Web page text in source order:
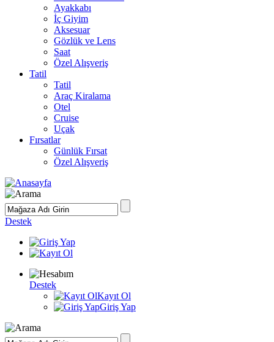
Ayakkabı
İç Giyim
Aksesuar
Gözlük ve Lens
Saat
Özel Alışveriş
Tatil
Tatil
Araç Kiralama
Otel
Cruise
Uçak
Fırsatlar
Günlük Fırsat
Özel Alışveriş
Destek
Destek
Kayıt Ol
Giriş Yap